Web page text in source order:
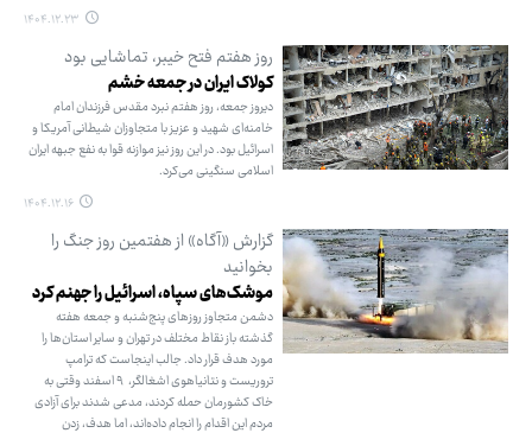
۱۴۰۴.۱۲.۲۳
روز هفتم فتح خیبر، تماشایی بود
کولاک ایران در جمعه خشم
دیروز جمعه، روز هفتم نبرد مقدس فرزندان امام
خامنه‌ای شهید و عزیز با متجاوزان شیطانی آمریکا و
اسرائیل بود. در این روز نیز موازنه قوا به نفع جبهه ایران
اسلامی سنگینی می‌کرد.
۱۴۰۴.۱۲.۱۶
گزارش «آگاه» از هفتمین روز جنگ را
بخوانید
موشک‌های سپاه، اسرائیل را جهنم کرد
دشمن متجاوز روزهای پنج‌شنبه و جمعه هفته
گذشته باز نقاط مختلف در تهران و سایر استان‌ها را
مورد هدف قرار داد. جالب اینجاست که ترامپ
تروریست و نتانیاهوی اشغالگر، ۹ اسفند وقتی به
خاک کشورمان حمله کردند، مدعی شدند برای آزادی
مردم این اقدام را انجام داده‌اند، اما هدف، زدن